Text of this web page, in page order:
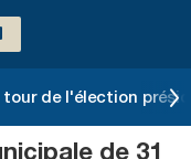
de l'élection
de 31